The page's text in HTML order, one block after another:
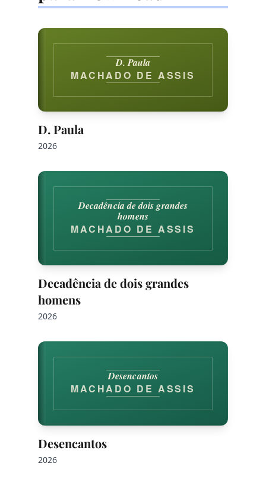
D. Paula
MACHADO DE ASSIS
D. Paula
2026
Decadência de dois grandes
homens
MACHADO DE ASSIS
Decadência de dois grandes
homens
2026
Desencantos
MACHADO DE ASSIS
Desencantos
2026